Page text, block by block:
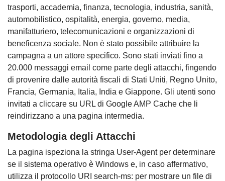
trasporti, accademia, finanza, tecnologia, industria, sanità,
automobilistico, ospitalità, energia, governo, media,
manifatturiero, telecomunicazioni e organizzazioni di
beneficenza sociale. Non è stato possibile attribuire la
campagna a un attore specifico. Sono stati inviati fino a
20.000 messaggi email come parte degli attacchi, fingendo
di provenire dalle autorità fiscali di Stati Uniti, Regno Unito,
Francia, Germania, Italia, India e Giappone. Gli utenti sono
invitati a cliccare su URL di Google AMP Cache che li
reindirizzano a una pagina intermedia.
Metodologia degli Attacchi
La pagina ispeziona la stringa User-Agent per determinare
se il sistema operativo è Windows e, in caso affermativo,
utilizza il protocollo URI search-ms: per mostrare un file di